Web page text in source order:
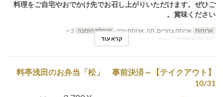
料理をご自宅やおでかけ先でお召し上がりいただけます。ぜひご
賞味ください。
ארוחות ארוחת צהריים, תה, ארוחת ערב מגבלת הזמנה 2 ~
קטגוריית מקום
קרא עוד
【テイクアウト】料亭浅田のお弁当「松」 事前決済～
10/31